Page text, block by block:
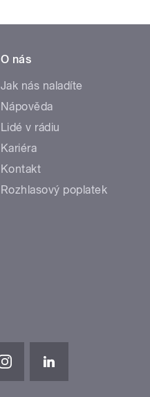
O nás
Jak nás naladíte
Nápověda
Lidé v rádiu
Kariéra
Kontakt
Rozhlasový poplatek